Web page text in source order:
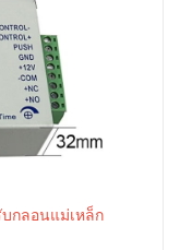
บกลอนแม่เหล็ก